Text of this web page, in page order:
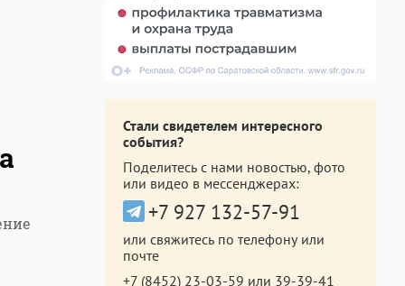
Стали свидетелем интересного
события?
Поделитесь с нами новостью, фото
или видео в мессенджерах:
+7 927 132-57-91
или свяжитесь по телефону или
почте
+7 (8452) 23-03-59 или 39-39-41